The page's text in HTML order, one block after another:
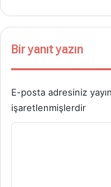
Bir yanıt yazın
E-posta adresiniz
işaretlenmişlerdir